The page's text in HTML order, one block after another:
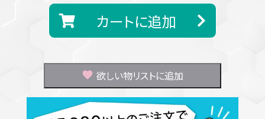
カートに追加
欲しい物リストに追加